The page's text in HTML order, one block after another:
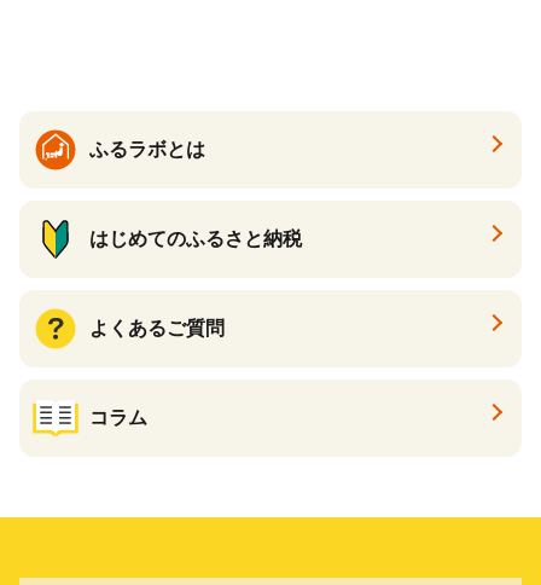
ふるラボとは
はじめてのふるさと納税
よくあるご質問
コラム